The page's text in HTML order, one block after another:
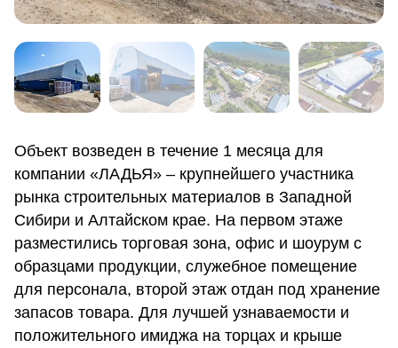
Объект возведен в течение 1 месяца для
компании «ЛАДЬЯ» – крупнейшего участника
рынка строительных материалов в Западной
Сибири и Алтайском крае. На первом этаже
разместились торговая зона, офис и шоурум с
образцами продукции, служебное помещение
для персонала, второй этаж отдан под хранение
запасов товара. Для лучшей узнаваемости и
положительного имиджа на торцах и крыше